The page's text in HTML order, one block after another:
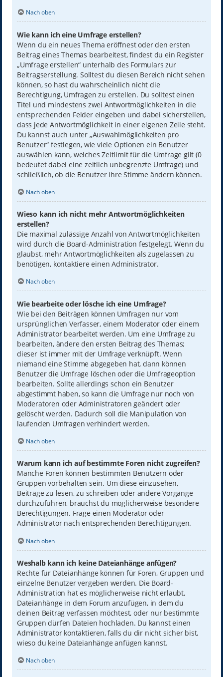
Nach oben
Wie kann ich eine Umfrage erstellen?
Wenn du ein neues Thema eröffnest oder den ersten
Beitrag eines Themas bearbeitest, findest du ein Register
„Umfrage erstellen“ unterhalb des Formulars zur
Beitragserstellung. Solltest du diesen Bereich nicht sehen
können, so hast du wahrscheinlich nicht die
Berechtigung, Umfragen zu erstellen. Du solltest einen
Titel und mindestens zwei Antwortmöglichkeiten in die
entsprechenden Felder eingeben und dabei sicherstellen,
dass jede Antwortmöglichkeit in einer eigenen Zeile steht.
Du kannst auch unter „Auswahlmöglichkeiten pro
Benutzer“ festlegen, wie viele Optionen ein Benutzer
auswählen kann, welches Zeitlimit für die Umfrage gilt (0
bedeutet dabei eine zeitlich unbegrenzte Umfrage) und
schließlich, ob die Benutzer ihre Stimme ändern können.
Nach oben
Wieso kann ich nicht mehr Antwortmöglichkeiten
erstellen?
Die maximal zulässige Anzahl von Antwortmöglichkeiten
wird durch die Board-Administration festgelegt. Wenn du
glaubst, mehr Antwortmöglichkeiten als zugelassen zu
benötigen, kontaktiere einen Administrator.
Nach oben
Wie bearbeite oder lösche ich eine Umfrage?
Wie bei den Beiträgen können Umfragen nur vom
ursprünglichen Verfasser, einem Moderator oder einem
Administrator bearbeitet werden. Um eine Umfrage zu
bearbeiten, ändere den ersten Beitrag des Themas;
dieser ist immer mit der Umfrage verknüpft. Wenn
niemand eine Stimme abgegeben hat, dann können
Benutzer die Umfrage löschen oder die Umfrageoption
bearbeiten. Sollte allerdings schon ein Benutzer
abgestimmt haben, so kann die Umfrage nur noch von
Moderatoren oder Administratoren geändert oder
gelöscht werden. Dadurch soll die Manipulation von
laufenden Umfragen verhindert werden.
Nach oben
Warum kann ich auf bestimmte Foren nicht zugreifen?
Manche Foren können bestimmten Benutzern oder
Gruppen vorbehalten sein. Um diese einzusehen,
Beiträge zu lesen, zu schreiben oder andere Vorgänge
durchzuführen, brauchst du möglicherweise besondere
Berechtigungen. Frage einen Moderator oder
Administrator nach entsprechenden Berechtigungen.
Nach oben
Weshalb kann ich keine Dateianhänge anfügen?
Rechte für Dateianhänge können für Foren, Gruppen und
einzelne Benutzer vergeben werden. Die Board-
Administration hat es möglicherweise nicht erlaubt,
Dateianhänge in dem Forum anzufügen, in dem du
deinen Beitrag verfassen möchtest, oder nur bestimmte
Gruppen dürfen Dateien hochladen. Du kannst einen
Administrator kontaktieren, falls du dir nicht sicher bist,
wieso du keine Dateianhänge anfügen kannst.
Nach oben